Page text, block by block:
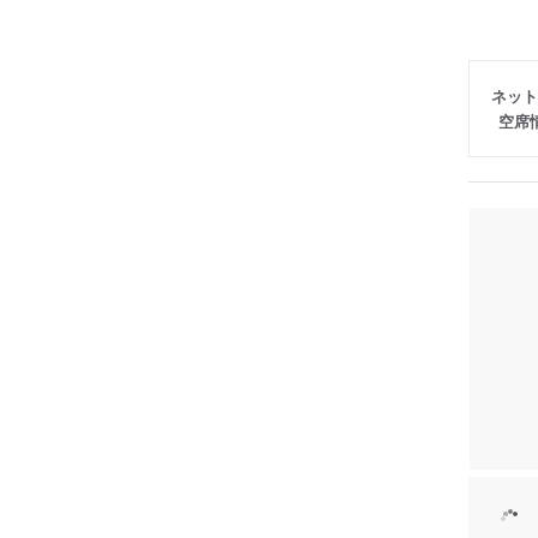
ネッ
空席